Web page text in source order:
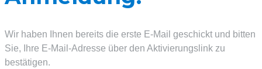
Wir haben Ihnen bereits die erste E-Mail geschickt und bitten
Sie, Ihre E-Mail-Adresse über den Aktivierungslink zu
bestätigen.